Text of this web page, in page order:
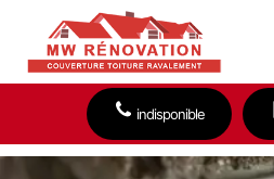
indisponible